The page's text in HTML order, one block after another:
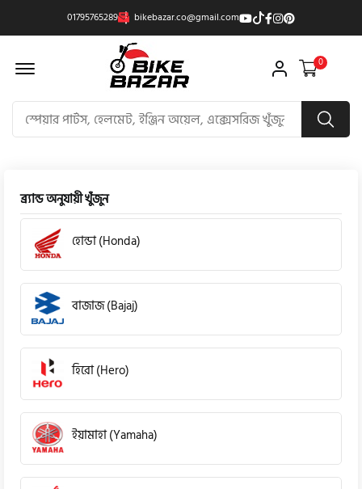
01795765289 bikebazar.co@gmail.com
Offcanvas Menu Open 0
ব্র্যান্ড অনুযায়ী খুঁজুন
হোন্ডা (Honda)
বাজাজ (Bajaj)
হিরো (Hero)
ইয়ামাহা (Yamaha)